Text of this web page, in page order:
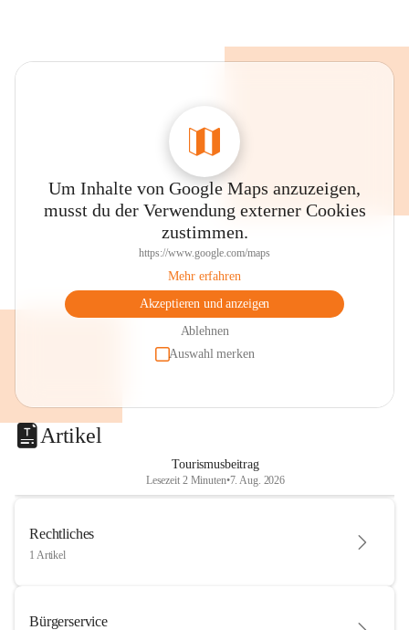
Um Inhalte von Google Maps anzuzeigen,
musst du der Verwendung externer Cookies
zustimmen.
https://www.google.com/maps
Mehr erfahren
Akzeptieren und anzeigen
Ablehnen
Auswahl merken
Artikel
Tourismusbeitrag
Lesezeit 2 Minuten•7. Aug. 2026
Rechtliches
1 Artikel
Bürgerservice